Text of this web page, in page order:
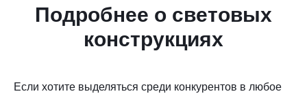
Подробнее о световых
конструкциях
Если хотите выделяться среди конкурентов в любое